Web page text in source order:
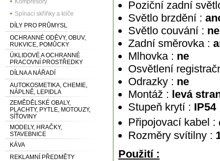
Spínací skříňky a klíče
DÍLY PRO PRŮMYSL
OCHRANNÉ ODĚVY, OBUV,
RUKVICE, POMŮCKY
ÚKLIDOVÉ A OCHRANNÉ
PRACOVNÍ PROSTŘEDKY
DÍLNA A NÁŘADÍ
AUTOKOSMETIKA, CHEMIE,
NÁPLNĚ, LEPIDLA
ZEMĚDĚLSKÉ OBALY,
PLACHTY, PYTLE, MOTOUZY,
SÍŤOVINY
MODELY, HRAČKY,
STAVEBNICE
KÁVA
REKLAMNÍ PŘEDMĚTY
Poziční zadní
Světlo brzdění :
Světlo couvání : ne
Zadní směrovka :
Mlhovka : ne
Osvětlení
Odrazky : ne
Montáž : levá
Stupeň krytí : IP54
Připojovací kabel :
Rozměry svítilny :
Použití :